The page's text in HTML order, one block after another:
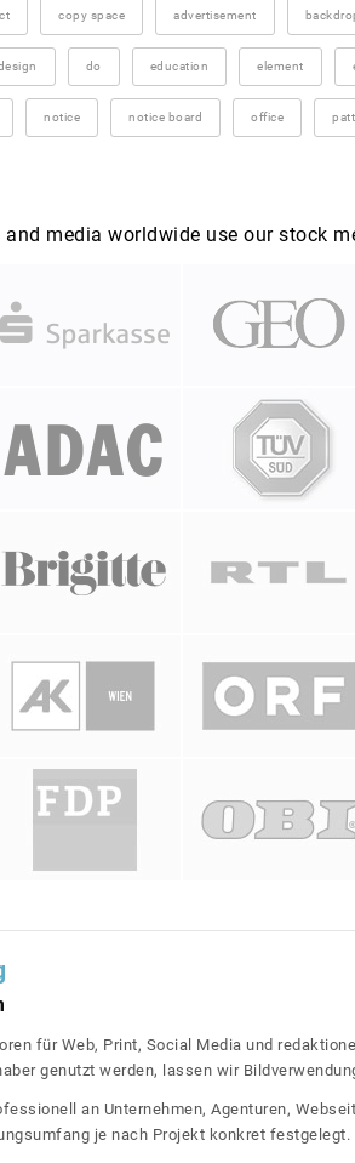
copy space advertisement
do education element
notice notice board office
media worldwide use our stock
für Web, Print, Social Media und
genutzt werden, lassen wir
an Unternehmen, Agenturen,
je nach Projekt konkret festgelegt.